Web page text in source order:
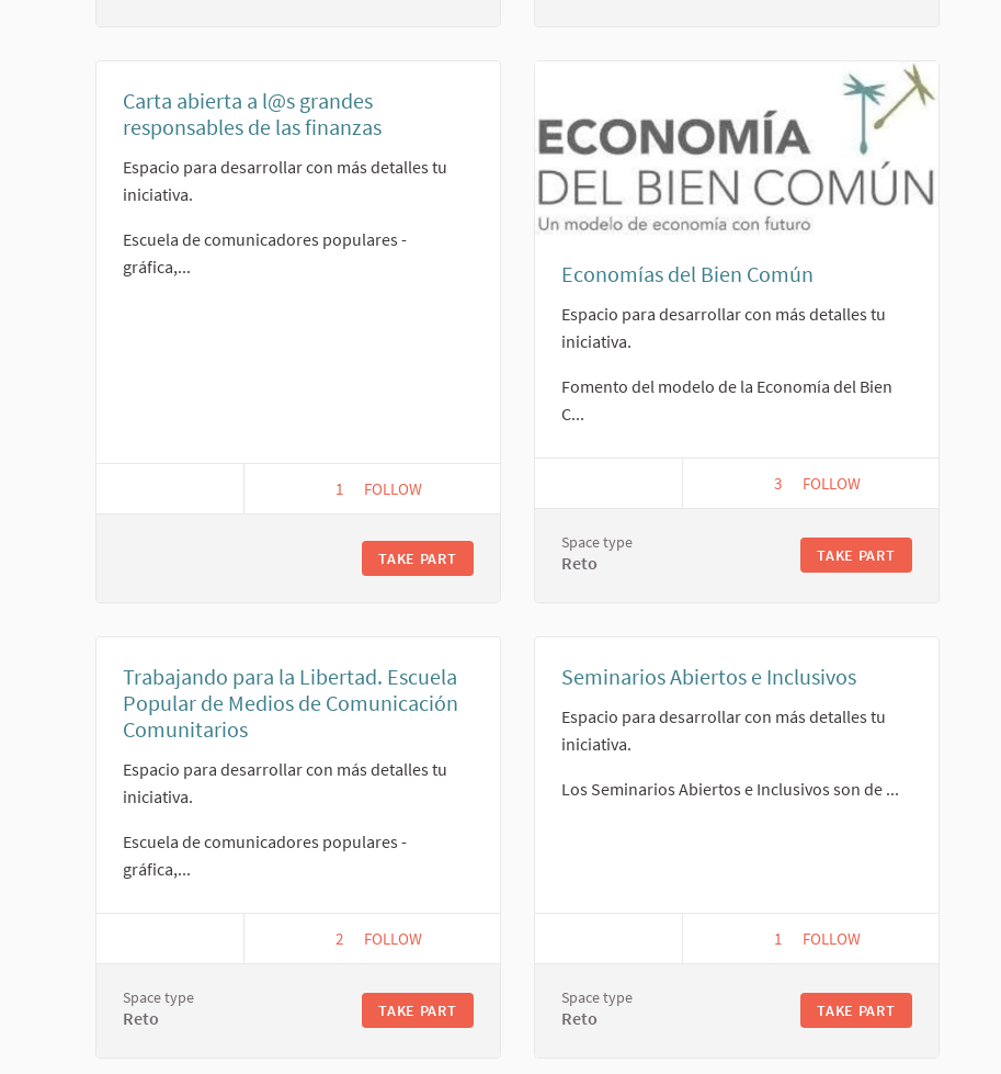
Carta abierta a l@s grandes
responsables de las finanzas
Espacio para desarrollar con más detalles tu
iniciativa.
Escuela de comunicadores populares -
gráfica,...
1 1 FOLLOWER
FOLLOW
TAKE PART
Economías del Bien Común
Espacio para desarrollar con más detalles tu
iniciativa.
Fomento del modelo de la Economía del Bien
C...
3 3 FOLLOWERS
FOLLOW
Space type
Reto TAKE PART
Trabajando para la Libertad. Escuela
Popular de Medios de Comunicación
Comunitarios
Espacio para desarrollar con más detalles tu
iniciativa.
Escuela de comunicadores populares -
gráfica,...
2 2 FOLLOWERS
FOLLOW
Space type
Reto TAKE PART
Seminarios Abiertos e Inclusivos
Espacio para desarrollar con más detalles tu
iniciativa.
Los Seminarios Abiertos e Inclusivos son de ...
1 1 FOLLOWER
FOLLOW
Space type
Reto TAKE PART